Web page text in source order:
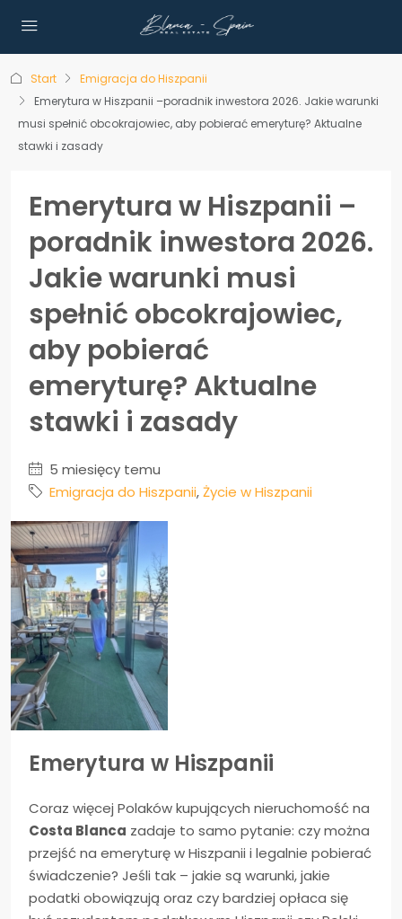
Start
Emigracja do Hiszpanii
Emerytura w Hiszpanii –poradnik inwestora 2026. Jakie warunki
musi spełnić obcokrajowiec, aby pobierać emeryturę? Aktualne
stawki i zasady
Emerytura w Hiszpanii –
poradnik inwestora 2026.
Jakie warunki musi
spełnić obcokrajowiec,
aby pobierać
emeryturę? Aktualne
stawki i zasady
5 miesięcy temu
Emigracja do Hiszpanii,Życie w Hiszpanii
Emerytura w Hiszpanii
Coraz więcej Polaków kupujących nieruchomość na
Costa Blanca zadaje to samo pytanie: czy można
przejść na emeryturę w Hiszpanii i legalnie pobierać
świadczenie? Jeśli tak – jakie są warunki, jakie
podatki obowiązują oraz czy bardziej opłaca się